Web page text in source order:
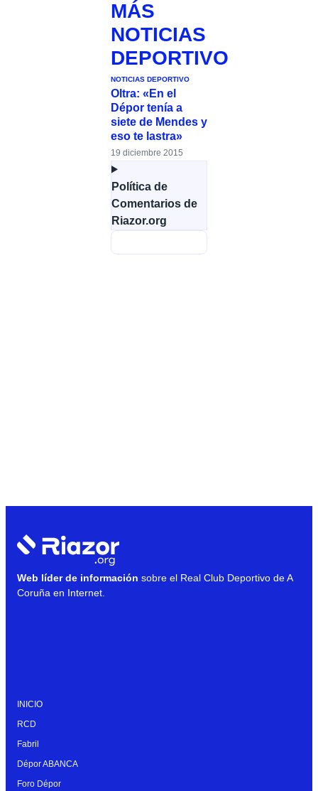
MÁS
NOTICIAS
DEPORTIVO
NOTICIAS DEPORTIVO
Oltra: «En el
Dépor tenía a
siete de Mendes y
eso te lastra»
19 diciembre 2015
Política de
Comentarios de
Riazor.org
Web líder de información sobre el Real Club Deportivo de A
Coruña en Internet.
INICIO
RCD
Fabril
Dépor ABANCA
Foro Dépor